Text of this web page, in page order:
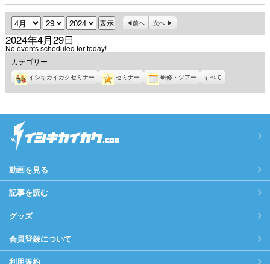
月 日 年 前へ 次へ
2024年4月29日
No events scheduled for today!
カテゴリー
イシキカイカクセミナー セミナー 研修・ツアー すべて
動画を見る
記事を読む
グッズ
会員登録について